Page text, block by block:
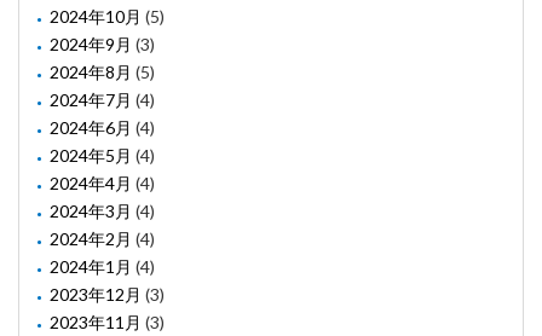
2024年10月 (5)
2024年9月 (3)
2024年8月 (5)
2024年7月 (4)
2024年6月 (4)
2024年5月 (4)
2024年4月 (4)
2024年3月 (4)
2024年2月 (4)
2024年1月 (4)
2023年12月 (3)
2023年11月 (3)